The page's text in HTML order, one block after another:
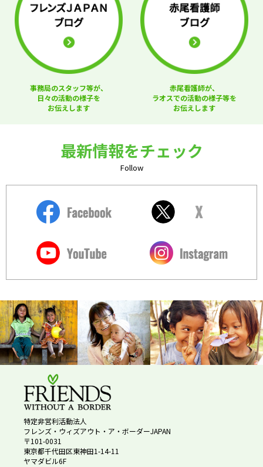
事務局のスタッフ等が、
日々の活動の様子を
お伝えします
赤尾看護師が、
ラオスでの活動の様子等を
お伝えします
最新情報をチェック
Follow
特定非営利活動法人
フレンズ・ウィズアウト・ア・ボーダーJAPAN
〒101-0031
東京都千代田区東神田1-14-11
ヤマダビル6F